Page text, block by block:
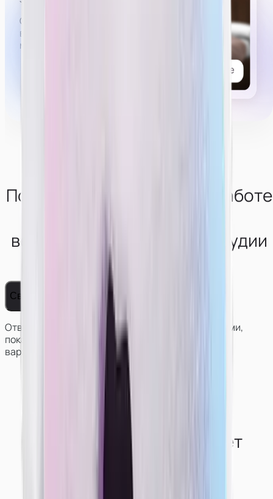
Список возможных услуг, которые могут попросить
в привате,
можно
Получи консультацию по работе
вебкам-сфере от нашей студии
Связаться с нами
Ответим на вопросы, поможем решить с условиями,
покажем работу и результаты моделей в разных
вариантах сотрудничества.
Как студия обеспечивает
конфиденциальность
моделям?